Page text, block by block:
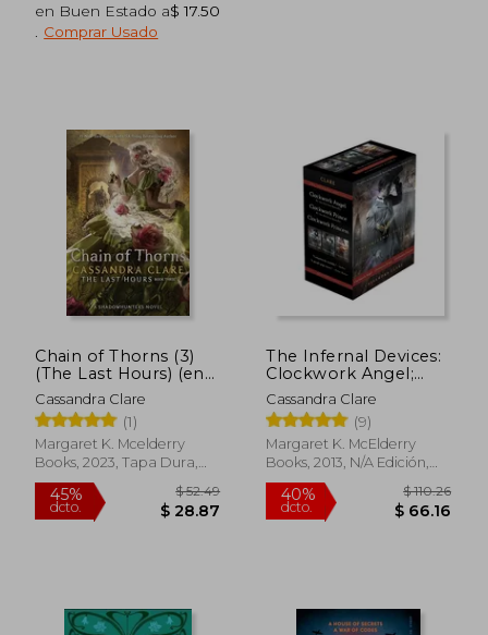
40%
dcto.
en Buen Estado a$ 17.50
Comprar Usado
45%
dcto.
Chain of Thorns (3)
(The Last Hours) (en
Inglés)
Cassandra Clare
(1)
Margaret K. Mcelderry
Books, 2023, Tapa Dura,
Nuevo
The Infernal Devices:
Clockwork Angel;
Clockwork Prince;
Clockwork Princess
(en Inglés)
Cassandra Clare
(9)
Margaret K. McElderry
Books, 2013, N/A Edición,
Tapa Dura, Nuevo